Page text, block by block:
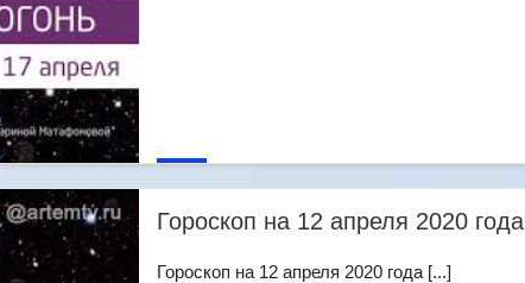
Гороскоп на 12 апреля 2020 года
Гороскоп на 12 апреля 2020 года [...]